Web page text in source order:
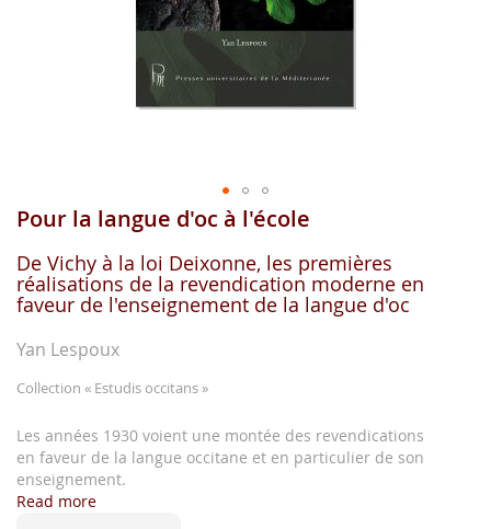
Skip
the
beginning
of
images
Pour la langue d'oc à l'école
De Vichy à la loi Deixonne, les premières
réalisations de la revendication moderne en
faveur de l'enseignement de la langue d'oc
Yan Lespoux
Collection « Estudis occitans »
Les années 1930 voient une montée des revendications
en faveur de la langue occitane et en particulier de son
enseignement.
Read more